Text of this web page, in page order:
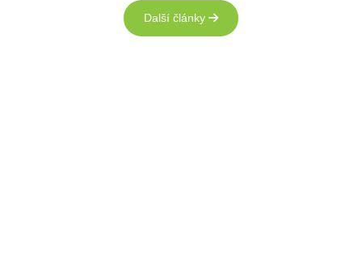
Další články